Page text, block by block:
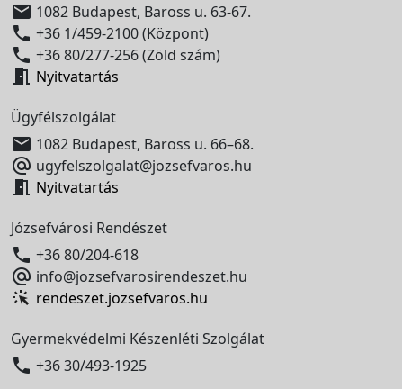
 1082 Budapest, Baross u. 63-67.
 +36 1/459-2100 (Központ)
 +36 80/277-256 (Zöld szám)
 Nyitvatartás
Ügyfélszolgálat
 1082 Budapest, Baross u. 66–68.
 ugyfelszolgalat@jozsefvaros.hu
 Nyitvatartás
Józsefvárosi Rendészet
 +36 80/204-618
 info@jozsefvarosirendeszet.hu
rendeszet.jozsefvaros.hu
Gyermekvédelmi Készenléti Szolgálat
 +36 30/493-1925